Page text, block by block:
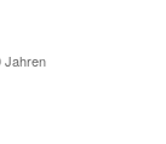
Jahren